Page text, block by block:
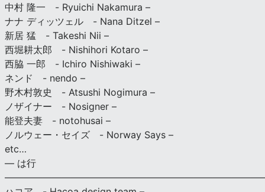
中村 隆一 - Ryuichi Nakamura –
ナナ ディッツェル - Nana Ditzel –
新居 猛 - Takeshi Nii –
西堀耕太郎 - Nishihori Kotaro –
西脇 一郎 - Ichiro Nishiwaki –
ネンド - nendo –
野木村敦史 - Atsushi Nogimura –
ノザイナー - Nosigner –
能登夫妻 - notohusai –
ノルウェー・セイズ - Norway Says –
etc…
— は行